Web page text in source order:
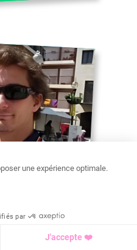
une expérience optimale.
par
J'accepte ❤️